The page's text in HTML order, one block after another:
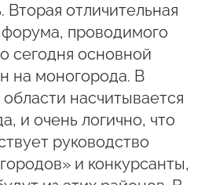
Вторая отличительная
проводимого
сегодня основной
на моногорода. В
насчитывается
и очень логично, что
руководство
и конкурсанты,